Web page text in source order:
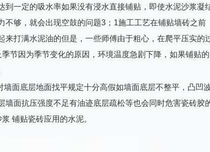
一定的吸水率如果没有浸水直接铺贴，即使水泥沙浆凝
够，就会出现空鼓的问题3；1施工工艺在铺贴墙砖之前
打满水泥油的但是，一些师傅由于粗心，在爬平压实的
节因为季节变化的原因，环境温度急剧下降，如果铺贴的
面底层地面找平规定十分高假如墙面底层不整平，凸凹
面抗压强度不足有油迹底层疏松等也会同时危害瓷砖胶
铺贴瓷砖应用的水泥。